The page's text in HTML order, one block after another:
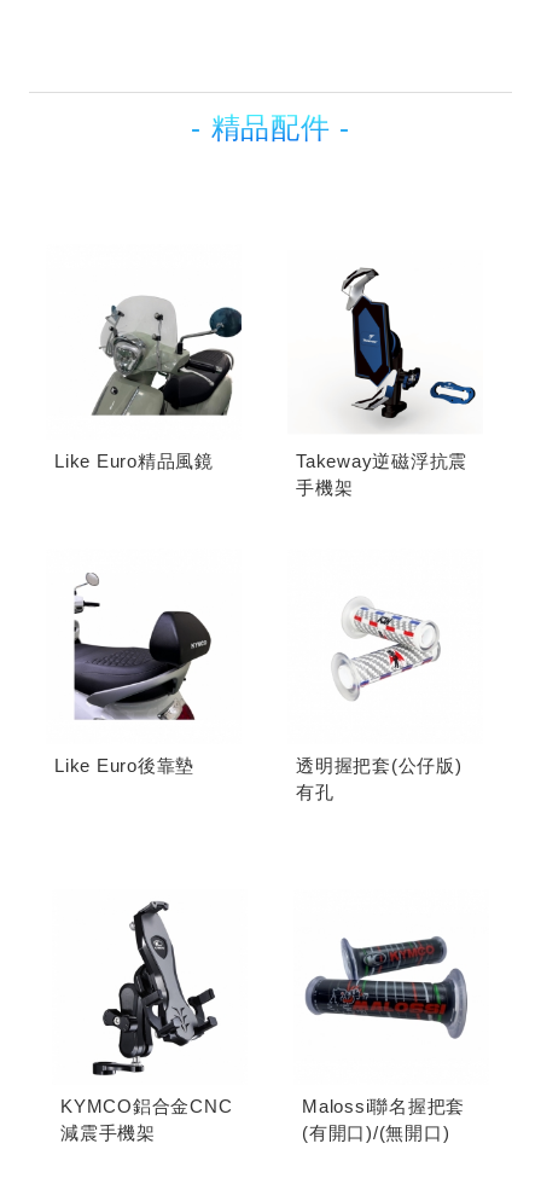
- 精品配件 -
Like Euro精品風鏡
Takeway逆磁浮抗震
手機架
Like Euro後靠墊
透明握把套(公仔版)
有孔
KYMCO鋁合金CNC
減震手機架
Malossi聯名握把套
(有開口)/(無開口)